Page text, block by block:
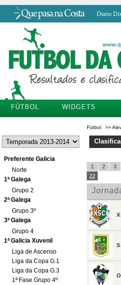
Diario
FÚTBOL WIDGETS
Preferente Galicia
Norte
1ª Galega
Grupo 2
2ª Galega
Grupo 3º
3ª Galega
Grupo 4
1ª Galicia Xuvenil
Liga de Ascenso
Liga da Copa G.1
Liga da Copa G.3
1ª Fase Grupo 4º
Fútbol >>